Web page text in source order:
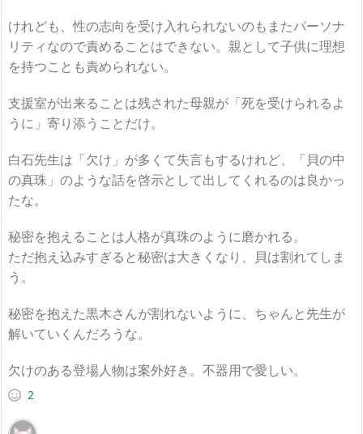
けれども、性の志向を受け入れられないのもまたパーソナ
リティなので責めることはできない。親として子供に理想
を持つことも責められない。
支援室が出来ることは残された母親が「死を受けられるよ
うに」寄り添うことだけ。
白石先生は「欠け」が多くて失言もするけれど、「貝の中
の真珠」のような話を啓示として出してくれるのは良かっ
たな。
秘密を抱えることは人格が真珠のように磨かれる。
ただ抱え込みすぎると秘密は大きくなり、貝は割れてしま
う。
秘密を抱えた黒木さんが割れないように、ちゃんと先生が
解いていくんだろうな。
欠けのある登場人物は案外好き。不器用で愛しい。
2